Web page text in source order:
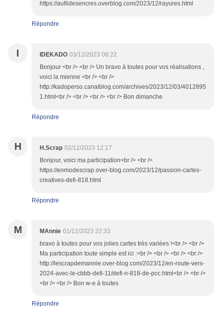
https://aufildesencres.overblog.com/2023/12/rayures.html
Répondre
I IDEKADO 03/12/2023 08:22
Bonjour <br /> <br /> Un bravo à toutes pour vos réalisations ,
voici la mienne <br /> <br />
http://kadoperso.canalblog.com/archives/2023/12/03/4012895
1.html<br /> <br /> <br /> <br /> Bon dimanche
Répondre
H H.Scrap 02/12/2023 12:17
Bonjour, voici ma participation<br /> <br />
https://enmodescrap.over-blog.com/2023/12/passion-cartes-
creatives-defi-818.html
Répondre
M MAnnie 01/12/2023 22:33
bravo à toutes pour vos jolies cartes très variées !<br /> <br />
Ma participation toute simple est ici :<br /> <br /> <br /> <br />
http://lescrapdemannie.over-blog.com/2023/12/en-route-vers-
2024-avec-le-cbbb-defi-11/defi-n-818-de-pcc.html<br /> <br />
<br /> <br /> Bon w-e à toutes
Répondre